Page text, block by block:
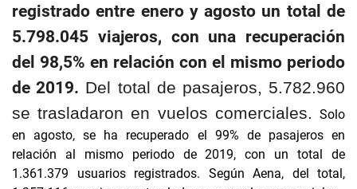
registrado entre enero y agosto un total de
5.798.045 viajeros, con una recuperación
del 98,5% en relación con el mismo periodo
de 2019. Del total de pasajeros, 5.782.960
se trasladaron en vuelos comerciales. Solo
en agosto, se ha recuperado el 99% de pasajeros en
relación al mismo periodo de 2019, con un total de
1.361.379 usuarios registrados. Según Aena, del total,